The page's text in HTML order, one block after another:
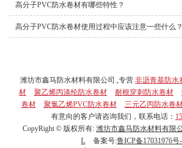
高分子PVC防水卷材有哪些特性？
高分子PVC防水卷材使用过程中应该注意一些什么？
潍坊市鑫马防水材料有限公司.,专营 非沥青基防水
材
聚乙烯丙涤纶防水卷材 耐根穿刺防水卷材
卷材
聚氯乙烯PVC防水卷材 三元乙丙防水卷
有意向的客户请咨询我们，联系电话：
CopyRight © 版权所有: 潍坊市鑫马防水材料有限
L
备案号:鲁ICP备17031976号